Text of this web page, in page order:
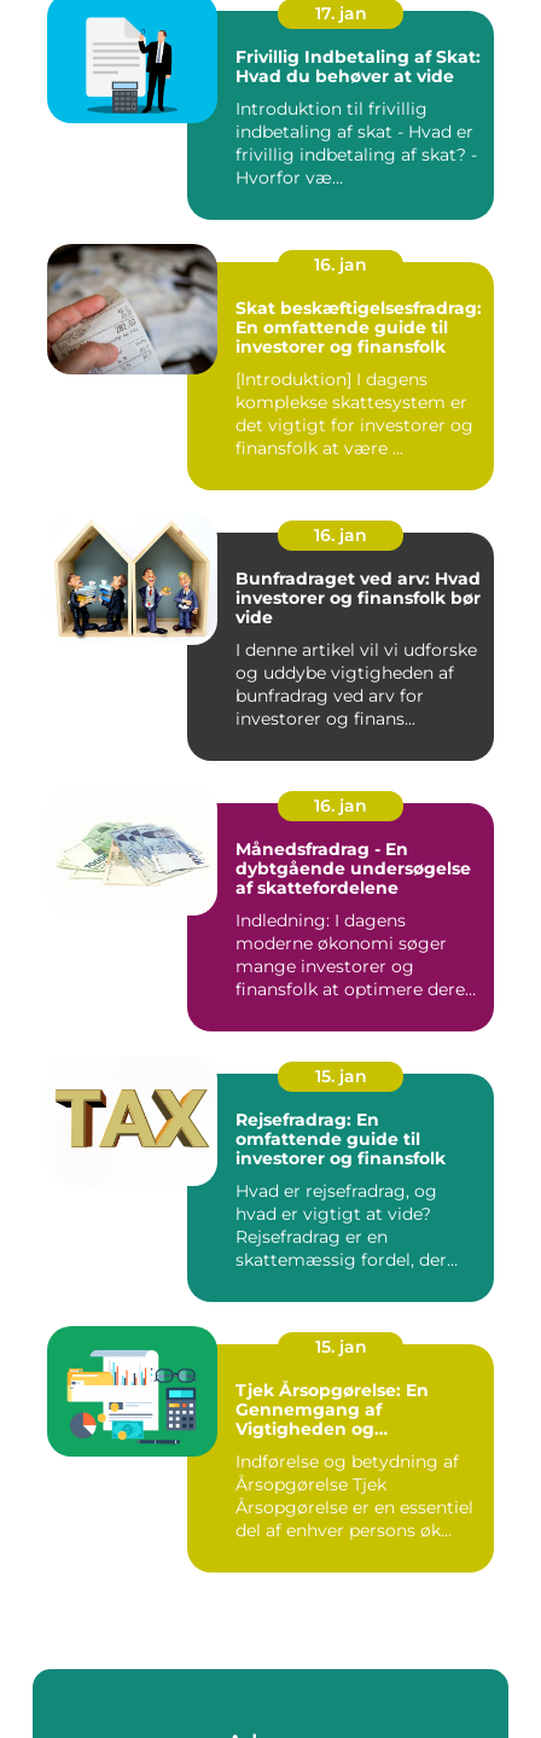
17. jan
Frivillig Indbetaling af Skat:
Hvad du behøver at vide
Introduktion til frivillig
indbetaling af skat - Hvad er
frivillig indbetaling af skat? -
Hvorfor væ...
16. jan
Skat beskæftigelsesfradrag:
En omfattende guide til
investorer og finansfolk
[Introduktion] I dagens
komplekse skattesystem er
det vigtigt for investorer og
finansfolk at være ...
16. jan
Bunfradraget ved arv: Hvad
investorer og finansfolk bør
vide
I denne artikel vil vi udforske
og uddybe vigtigheden af
bunfradrag ved arv for
investorer og finans...
16. jan
Månedsfradrag - En
dybtgående undersøgelse
af skattefordelene
Indledning: I dagens
moderne økonomi søger
mange investorer og
finansfolk at optimere deres
15. jan
Rejsefradrag: En
omfattende guide til
investorer og finansfolk
Hvad er rejsefradrag, og
hvad er vigtigt at vide?
Rejsefradrag er en
skattemæssig fordel, der
15. jan
Tjek Årsopgørelse: En
Gennemgang af
Vigtigheden og
Indførelse og betydning af
Årsopgørelse Tjek
Årsopgørelse er en essentiel
del af enhver persons øk...